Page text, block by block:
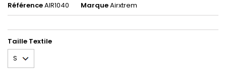
RéférenceAIR1040 MarqueAirxtrem
Taille Textile